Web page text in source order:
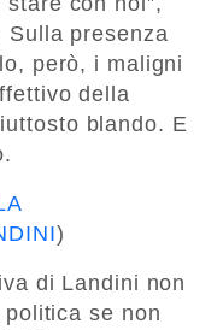
Sulla presenza
però, i maligni
della
blando. E
)
di Landini non
se non